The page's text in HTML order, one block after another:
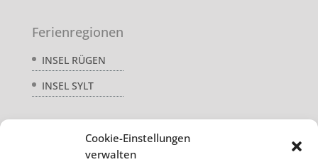
Cookie-Einstellungen
verwalten
Ferienregionen
INSEL RÜGEN
INSEL SYLT